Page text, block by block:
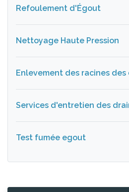
Refoulement d'Égout
Nettoyage Haute Pression
Enlevement des racines des
Services d'entretien des
Test fumée egout